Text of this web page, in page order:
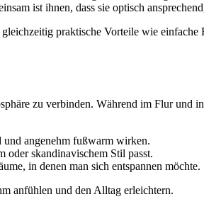
ist ihnen, dass sie optisch
praktische Vorteile wie
zu verbinden. Während im Flur und
angenehm fußwarm wirken.
oder skandinavischem Stil passt.
in denen man sich entspannen möchte.
anfühlen und den Alltag erleichtern.